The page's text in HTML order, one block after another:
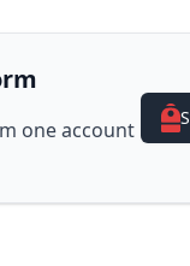
one account